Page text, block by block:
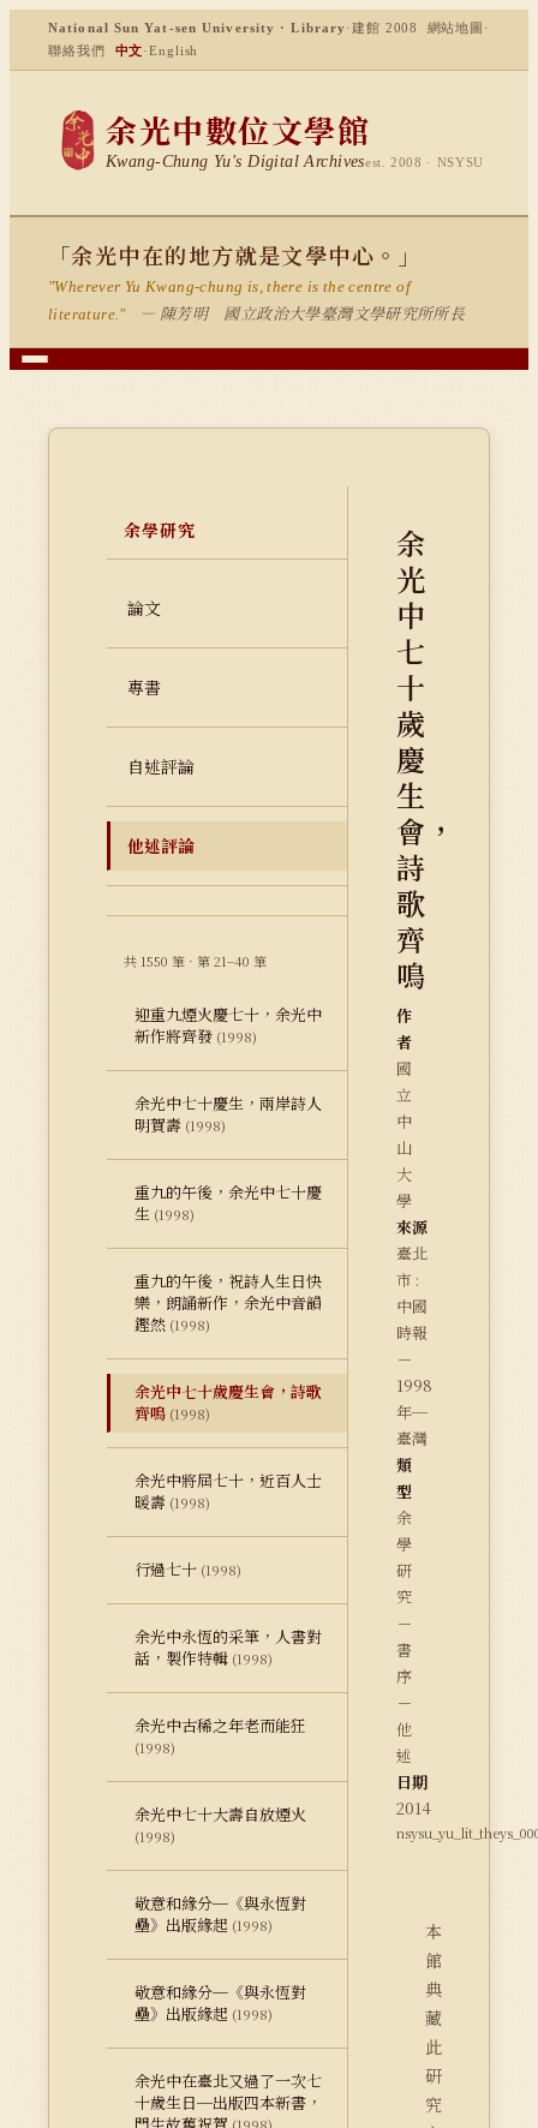
National Sun Yat-sen University · Library ·建館 2008 網站地圖 ·
聯絡我們
中文·English
余光中數位文學館
Kwang-Chung Yu's Digital Archivesest. 2008 · NSYSU
「余光中在的地方就是文學中心。」
"Wherever Yu Kwang-chung is, there is the centre of
literature."
— 陳芳明 國立政治大學臺灣文學研究所所長
余學研究
論文
專書
自述評論
他述評論
共 1550 筆 · 第 21–40 筆
迎重九煙火慶七十，余光中
新作將齊發 (1998)
余光中七十慶生，兩岸詩人
明賀壽 (1998)
重九的午後，余光中七十慶
生 (1998)
重九的午後，祝詩人生日快
樂，朗誦新作，余光中音韻
鏗然 (1998)
余光中七十歲慶生會，詩歌
齊鳴 (1998)
余光中將屆七十，近百人士
暖壽 (1998)
行過七十 (1998)
余光中永恆的采筆，人書對
話，製作特輯 (1998)
余光中古稀之年老而能狂
(1998)
余光中七十大壽自放煙火
(1998)
敬意和緣分─《與永恆對
壘》出版緣起 (1998)
敬意和緣分─《與永恆對
壘》出版緣起 (1998)
余光中在臺北又過了一次七
十歲生日─出版四本新書，
余
光
中
七
十
歲
慶
生
會，
詩
歌
齊
鳴
作
者
國
立
中
山
大
學
來源
臺北
市 :
中國
時報
－
1998
年─
臺灣
類
型
余
學
研
究
－
書
序
－
他
述
日期
2014
本
館
典
藏
此
研
究